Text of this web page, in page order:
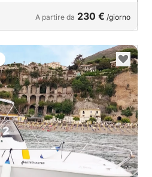
A partire da 230 € /giorno